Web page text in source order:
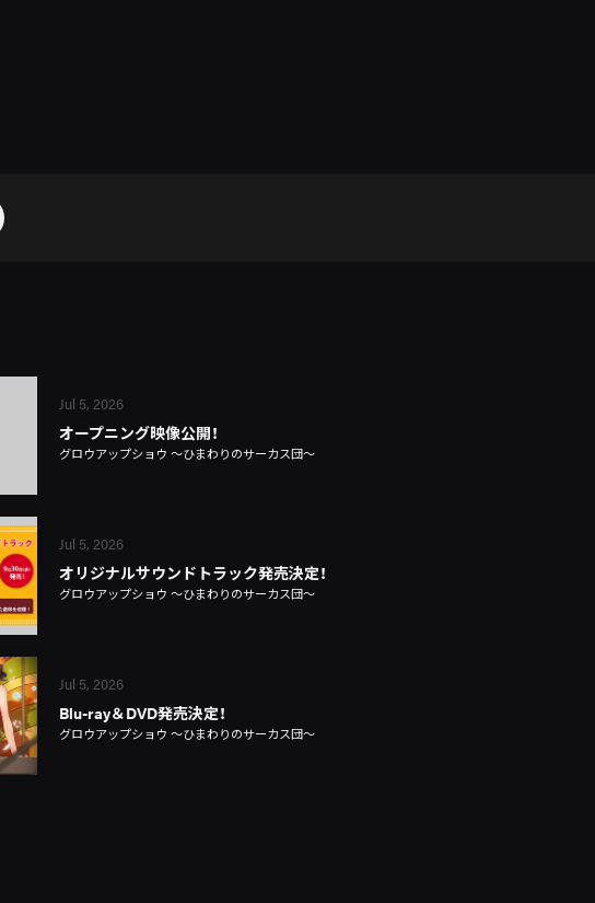
Jul 5, 2026
オープニング映像公開！
グロウアップショウ ～ひまわりのサーカス団～
Jul 5, 2026
オリジナルサウンドトラック発売決定！
グロウアップショウ ～ひまわりのサーカス団～
Jul 5, 2026
Blu-ray＆DVD発売決定！
グロウアップショウ ～ひまわりのサーカス団～